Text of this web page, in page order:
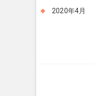
2020年4月